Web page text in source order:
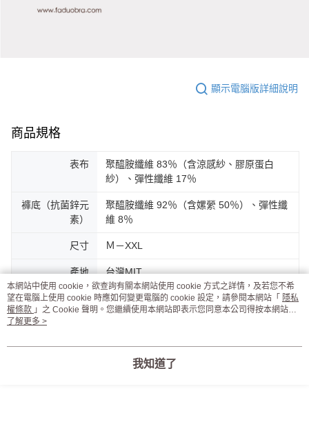
顯示電腦版詳細說明
商品規格
表布
聚醯胺纖維 83％（含涼感紗、膠原蛋白
紗）、彈性纖維 17％
褲底（抗菌鋅元
素）
聚醯胺纖維 92％（含嫘縈 50％）、彈性纖
維 8％
尺寸 Ｍ－XXL
產地 台灣MIT
設計
以台灣女性的需求為導向，只願提供好穿，
連法朵車縫姐姐都愛穿的內褲。
客服
本網站中使用 cookie，欲查詢有關本網站使用 cookie 方式之詳情，及若您不希
望在電腦上使用 cookie 時應如何變更電腦的 cookie 設定，請參閱本網站「 隱私
權條款 」之 Cookie 聲明。您繼續使用本網站即表示您同意本公司得按本網站使
用條款之 Cookie 聲明使用 cookie。
了解更多 >
我知道了